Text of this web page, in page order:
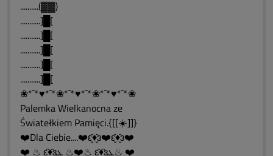
..........(▓▓)
...........]█[
...........]█[
...........]█[
...........]█[
...........]█[
❀*¯*♥*¯*❀*¯*♥*¯*❀*¯*♥*¯*❀
Palemka Wielkanocna ze
Światełkiem Pamięci.{[[☀️]]}
❤️Dla Ciebie....❤️ԑ̮̑♦̮̑ɜ❤️ԑ̮̑♦̮̑ɜ❤️
❤️ ♨ ԑ̮̑♦̮̑ɜܓ ♨❤️♨ ԑ̮̑♦̮̑ɜܓ♨ ❤️